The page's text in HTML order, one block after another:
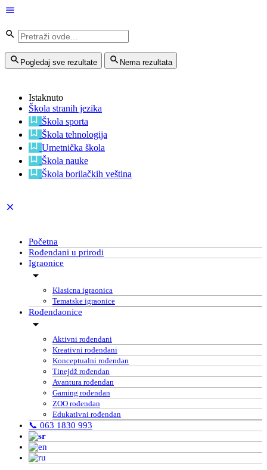
Pogledaj sve rezultate Nema rezultata
Istaknuto
Škola stranih jezika
Škola sporta
Škola tehnologija
Umetnička škola
Škola nauke
Škola borilačkih veština
Početna
Rođendani u prirodi
Igraonice
Klasicna igraonica
Tematske igraonice
Rođendaonice
Aktivni rođendani
Kreativni rođendani
Konceptualni rođendan
Tinejdž rođendan
Avantura rođendan
Gaming rođendan
ZOO rođendan
Edukativni rođendan
📞 063 1830 993